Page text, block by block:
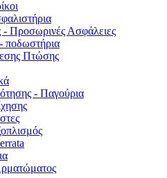
Προσωρινές Ασφάλειες
ποδωστήρια
Πτώσης
- Παγούρια